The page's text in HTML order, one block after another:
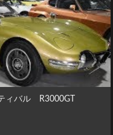
ィバル R3000GT